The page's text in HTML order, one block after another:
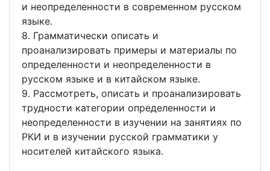
и неопределенности в современном русском
языке.
8. Грамматически описать и
проанализировать примеры и материалы по
определенности и неопределенности в
русском языке и в китайском языке.
9. Рассмотреть, описать и проанализировать
трудности категории определенности и
неопределенности в изучении на занятиях по
РКИ и в изучении русской грамматики у
носителей китайского языка.